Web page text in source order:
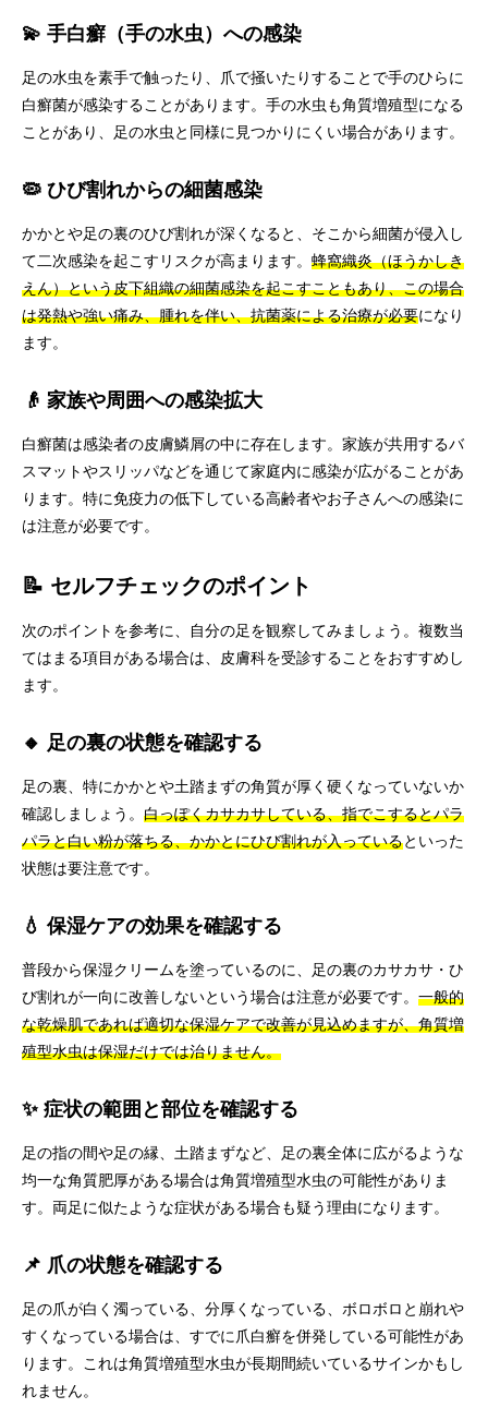
💫 手白癬（手の水虫）への感染
足の水虫を素手で触ったり、爪で掻いたりすることで手のひらに
白癬菌が感染することがあります。手の水虫も角質増殖型になる
ことがあり、足の水虫と同様に見つかりにくい場合があります。
🦠 ひび割れからの細菌感染
かかとや足の裏のひび割れが深くなると、そこから細菌が侵入し
て二次感染を起こすリスクが高まります。 蜂窩織炎（ほうかしき
えん）という皮下組織の細菌感染を起こすこともあり、この場合
は発熱や強い痛み、腫れを伴い、抗菌薬による治療が必要になり
ます。
👴 家族や周囲への感染拡大
白癬菌は感染者の皮膚鱗屑の中に存在します。家族が共用するバ
スマットやスリッパなどを通じて家庭内に感染が広がることがあ
ります。特に免疫力の低下している高齢者やお子さんへの感染に
は注意が必要です。
📝 セルフチェックのポイント
次のポイントを参考に、自分の足を観察してみましょう。複数当
てはまる項目がある場合は、皮膚科を受診することをおすすめし
ます。
🔸 足の裏の状態を確認する
足の裏、特にかかとや土踏まずの角質が厚く硬くなっていないか
確認しましょう。 白っぽくカサカサしている、指でこするとパラ
パラと白い粉が落ちる、かかとにひび割れが入っているといった
状態は要注意です。
💧 保湿ケアの効果を確認する
普段から保湿クリームを塗っているのに、足の裏のカサカサ・ひ
び割れが一向に改善しないという場合は注意が必要です。 一般的
な乾燥肌であれば適切な保湿ケアで改善が見込めますが、角質増
殖型水虫は保湿だけでは治りません。
✨ 症状の範囲と部位を確認する
足の指の間や足の縁、土踏まずなど、足の裏全体に広がるような
均一な角質肥厚がある場合は角質増殖型水虫の可能性がありま
す。両足に似たような症状がある場合も疑う理由になります。
📌 爪の状態を確認する
足の爪が白く濁っている、分厚くなっている、ボロボロと崩れや
すくなっている場合は、すでに爪白癬を併発している可能性があ
ります。これは角質増殖型水虫が長期間続いているサインかもし
れません。